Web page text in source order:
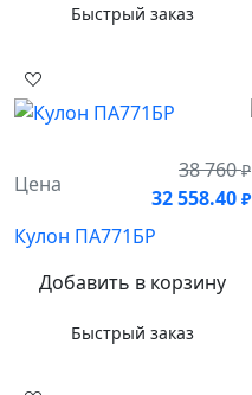
Быстрый заказ
Цена
38 760₽
32 558.40 ₽
Кулон ПА771БР
Добавить в корзину
Быстрый заказ